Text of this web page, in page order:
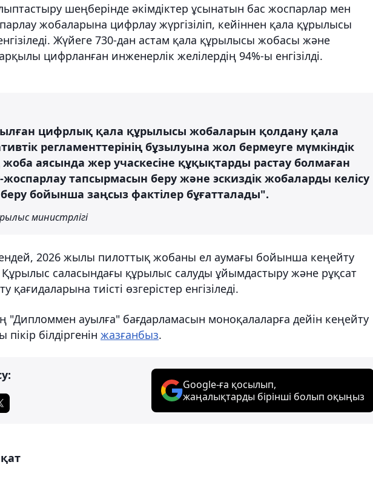
шеңберінде әкімдіктер ұсынатын бас жоспарлар мен
жобаларына цифрлау жүргізіліп, кейіннен қала құрылысы
Жүйеге 730-дан астам қала құрылысы жобасы және
цифрланған инженерлік желілердің 94%-ы енгізілді.
цифрлық қала құрылысы жобаларын қолдану қала
регламенттерінің бұзылуына жол бермеуге мүмкіндік
аясында жер учаскесіне құқықтарды растау болмаған
тапсырмасын беру және эскиздік жобаларды келісу
беру бойынша заңсыз фактілер бұғатталады".
министрлігі
2026 жылы пилоттық жобаны ел аумағы бойынша кеңейту
саласындағы құрылыс салуды ұйымдастыру және рұқсат
қағидаларына тиісті өзгерістер енгізіледі.
"Дипломмен ауылға" бағдарламасын моноқалаларға дейін кеңейту
пікір білдіргенін жазғанбыз.
Google-ға қосылып,
жаңалықтарды бірінші болып оқыңыз